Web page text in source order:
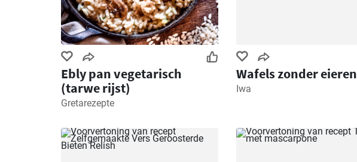
Ebly pan vegetarisch
(tarwe rijst)
Gretarezepte
Wafels zonder eieren
Iwa